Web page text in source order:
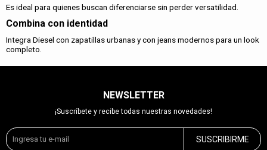
Es ideal para quienes buscan diferenciarse sin perder versatilidad.
Combina con identidad
Integra Diesel con zapatillas urbanas y con jeans modernos para un look
completo.
NEWSLETTER
¡Suscríbete y recibe todas nuestras novedades!
SUSCRIBIRME